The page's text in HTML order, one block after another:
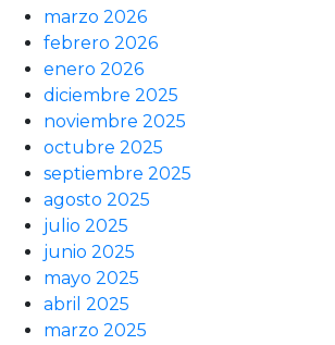
marzo 2026
febrero 2026
enero 2026
diciembre 2025
noviembre 2025
octubre 2025
septiembre 2025
agosto 2025
julio 2025
junio 2025
mayo 2025
abril 2025
marzo 2025